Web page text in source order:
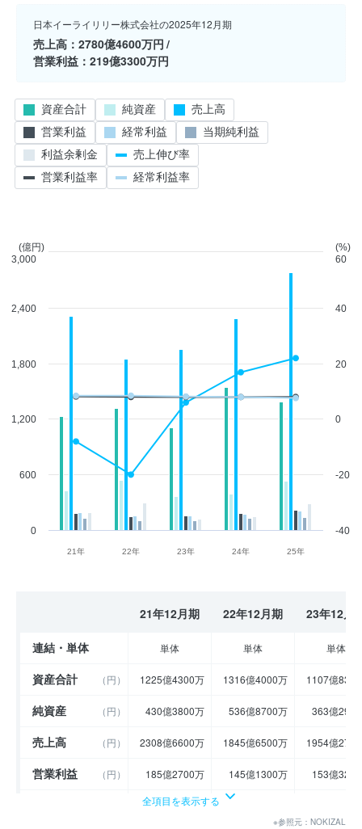
日本イーライリリー株式会社の2025年12月期
売上高
2780億4600万円
営業利益
219億3300万円
21年 22年 23年 24年 25年
0
600
1,200
1,800
2,400
(億円)
3,000
-40
-20
0
20
40
(%)
60
資産合計 純資産
売上高
営業利益
経常利益
当期純利益
利益余剰金
売上伸び率
営業利益率
経常利益率
21年12月期 22年12月期 23年12月
連結・単体 単体 単体 単体
資産合計 （円） 1225億4300万 1316億4000万 1107億
純資産 （円） 430億3800万 536億8700万 363億
売上高 （円） 2308億6600万 1845億6500万 1954億
営業利益 （円） 185億2700万 145億1300万 153億
192億1500万
全項目を表示する
※参照元：NOKIZAL